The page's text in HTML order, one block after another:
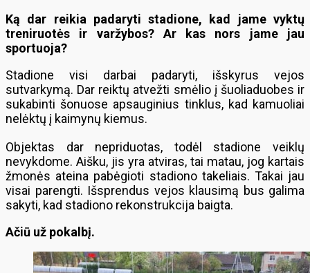
Ką dar reikia padaryti stadione, kad jame vyktų
treniruotės ir varžybos? Ar kas nors jame jau
sportuoja?
Stadione visi darbai padaryti, išskyrus vejos
sutvarkymą. Dar reiktų atvežti smėlio į šuoliaduobes ir
sukabinti šonuose apsauginius tinklus, kad kamuoliai
nelėktų į kaimynų kiemus.
Objektas dar nepriduotas, todėl stadione veiklų
nevykdome. Aišku, jis yra atviras, tai matau, jog kartais
žmonės ateina pabėgioti stadiono takeliais. Takai jau
visai parengti. Išsprendus vejos klausimą bus galima
sakyti, kad stadiono rekonstrukcija baigta.
Ačiū už pokalbį.